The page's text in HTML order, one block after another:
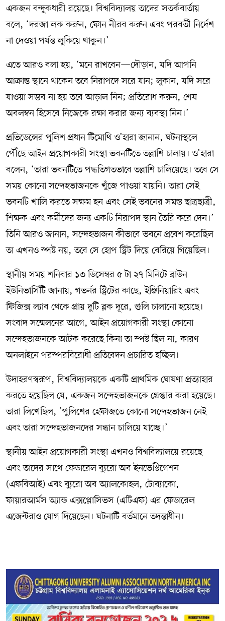
একজন বন্দুকধারী রয়েছে। বিশ্ববিদ্যালয় তাদের সতর্কবার্তায়
বলে, ‘দরজা লক করুন, ফোন নীরব করুন এবং পরবর্তী নির্দেশ
না দেওয়া পর্যন্ত লুকিয়ে থাকুন।’
এতে আরও বলা হয়, ‘মনে রাখবেন—দৌড়ান, যদি আপনি
আক্রান্ত স্থানে থাকেন তবে নিরাপদে সরে যান; লুকান, যদি সরে
যাওয়া সম্ভব না হয় তবে আড়াল নিন; প্রতিরোধ করুন, শেষ
অবলম্বন হিসেবে নিজেকে রক্ষা করার জন্য ব্যবস্থা নিন।’
প্রভিডেন্সের পুলিশ প্রধান টিমোথি ও’হারা জানান, ঘটনাস্থলে
পৌঁছে আইন প্রয়োগকারী সংস্থা ভবনটিতে তল্লাশি চালায়। ও’হারা
বলেন, ‘তারা ভবনটিতে পদ্ধতিগতভাবে তল্লাশি চালিয়েছে। তবে সে
সময় কোনো সন্দেহভাজনকে খুঁজে পাওয়া যায়নি। তারা সেই
ভবনটি খালি করতে সক্ষম হন এবং সেই ভবনের সমস্ত ছাত্রছাত্রী,
শিক্ষক এবং কর্মীদের জন্য একটি নিরাপদ স্থান তৈরি করে দেন।’
তিনি আরও জানান, সন্দেহভাজন কীভাবে ভবনে প্রবেশ করেছিল
তা এখনও স্পষ্ট নয়, তবে সে হোপ স্ট্রিট দিয়ে বেরিয়ে গিয়েছিল।
স্থানীয় সময় শনিবার ১৩ ডিসেম্বর ৫ টা ২৭ মিনিটে ব্রাউন
ইউনিভার্সিটি জানায়, গভর্নর স্ট্রিটের কাছে, ইঞ্জিনিয়ারিং এবং
ফিজিক্স ল্যাব থেকে প্রায় দুটি ব্লক দূরে, গুলি চালানো হয়েছে।
সংবাদ সম্মেলনের আগে, আইন প্রয়োগকারী সংস্থা কোনো
সন্দেহভাজনকে আটক করেছে কিনা তা স্পষ্ট ছিল না, কারণ
অনলাইনে পরস্পরবিরোধী প্রতিবেদন প্রচারিত হচ্ছিল।
উদাহরণস্বরূপ, বিশ্ববিদ্যালয়কে একটি প্রাথমিক ঘোষণা প্রত্যাহার
করতে হয়েছিল যে, একজন সন্দেহভাজনকে গ্রেপ্তার করা হয়েছে।
তারা লিখেছিল, ’পুলিশের হেফাজতে কোনো সন্দেহভাজন নেই
এবং তারা সন্দেহভাজনদের সন্ধান চালিয়ে যাচ্ছে।’
স্থানীয় আইন প্রয়োগকারী সংস্থা এখনও বিশ্ববিদ্যালয়ে রয়েছে
এবং তাদের সাথে ফেডারেল ব্যুরো অব ইনভেস্টিগেশন
(এফবিআই) এবং ব্যুরো অব অ্যালকোহল, টোব্যাকো,
ফায়ারআর্মস অ্যান্ড এক্সপ্লোসিভস (এটিএফ) এর ফেডারেল
এজেন্টরাও যোগ দিয়েছেন। ঘটনাটি বর্তমানে তদন্তাধীন।